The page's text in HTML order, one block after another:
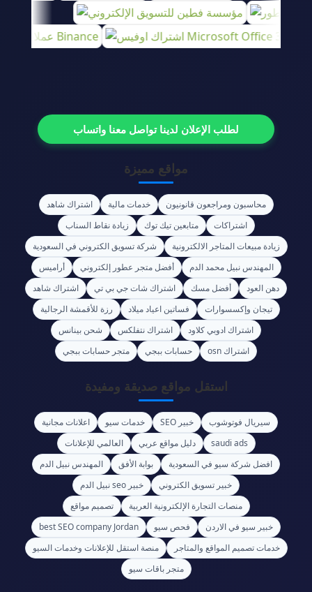
لطلب الإعلان لدينا تواصل معنا واتساب
مواقع مميزة
محاسبون ومراجعون قانونيون خدمات مالية
اشتراك شاهد
اشتراكات
متابعين تيك توك
زيادة نقاط السناب
زيادة مبيعات المتاجر الالكترونية
شركة تسويق الكتروني في السعودية
المهندس نبيل محمد الدم
أفضل متجر عطور إلكتروني
أراميس
دهن العود
أفضل مسك اشتراك شات جي بي تي
اشتراك شاهد
تيجان وإكسسوارات
فساتين اعياد ميلاد
رزة للأقمشة الرجالية
اشتراك ادوبي كلاود
اشتراك نتفلكس
شحن بينانس
اشتراك osn
حسابات ببجي متجر حسابات ببجي
استقل مواقع صديقة ومفيدة
سيريال فوتوشوب خبير SEO خدمات سيو
اعلانات مجانية
saudi ads
دليل مواقع عربي
العالمي للإعلانات
افضل شركة سيو في السعودية
بوابة الأفق
المهندس نبيل الدم
خبير تسويق الكتروني
خبير seo نبيل الدم
منصات التجارة الإلكترونية العربية
تصميم مواقع
خبير سيو في الاردن
فحص سيو
best SEO company Jordan
خدمات تصميم المواقع والمتاجر
منصة استقل للإعلانات وخدمات السيو
متجر باقات سيو